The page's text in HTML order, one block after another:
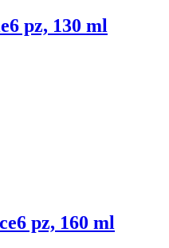
6 pz, 130 ml
6 pz, 160 ml